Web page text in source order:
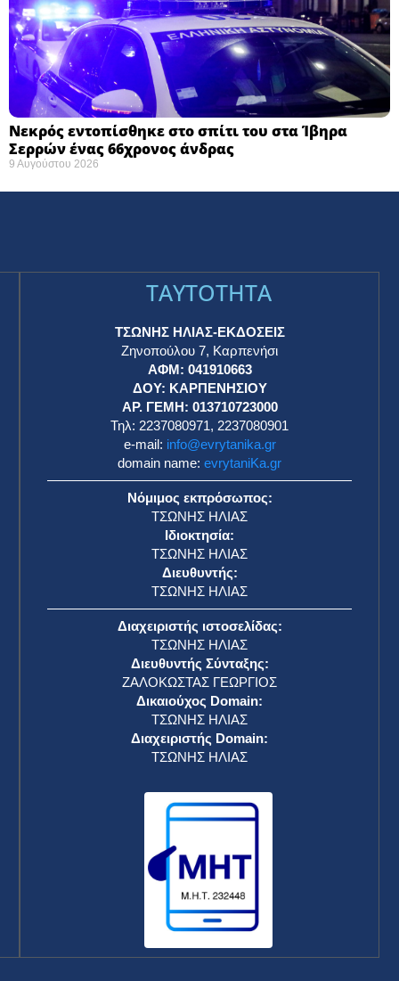
Νεκρός εντοπίσθηκε στο σπίτι του στα Ίβηρα
Σερρών ένας 66χρονος άνδρας
9 Αυγούστου 2026
TAYTOTHTA
ΤΣΩΝΗΣ ΗΛΙΑΣ-ΕΚΔΟΣΕΙΣ
Ζηνοπούλου 7, Καρπενήσι
ΑΦΜ: 041910663
ΔΟΥ: ΚΑΡΠΕΝΗΣΙΟΥ
ΑΡ. ΓΕΜΗ: 013710723000
Τηλ: 2237080971, 2237080901
e-mail: info@evrytanika.gr
domain name: evrytaniKa.gr
Νόμιμος εκπρόσωπος:
ΤΣΩΝΗΣ ΗΛΙΑΣ
Ιδιοκτησία:
ΤΣΩΝΗΣ ΗΛΙΑΣ
Διευθυντής:
ΤΣΩΝΗΣ ΗΛΙΑΣ
Διαχειριστής ιστοσελίδας:
ΤΣΩΝΗΣ ΗΛΙΑΣ
Διευθυντής Σύνταξης:
ΖΑΛΟΚΩΣΤΑΣ ΓΕΩΡΓΙΟΣ
Δικαιούχος Domain:
ΤΣΩΝΗΣ ΗΛΙΑΣ
Διαχειριστής Domain:
ΤΣΩΝΗΣ ΗΛΙΑΣ